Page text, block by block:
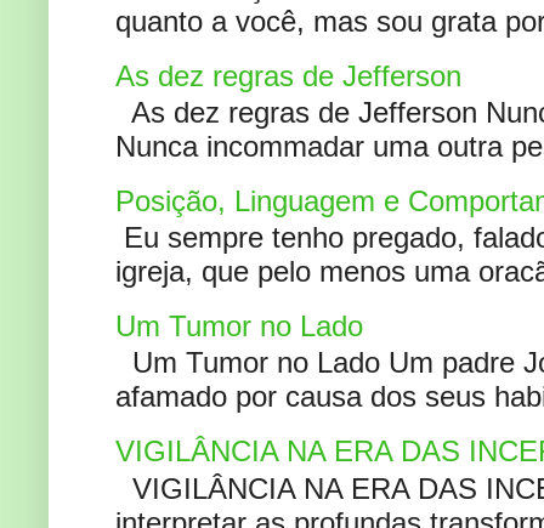
quanto a você, mas sou grata
As dez regras de Jefferson
As dez regras de Jefferson
Nunca incommadar uma outra
Posição, Linguagem e
Eu sempre tenho pregado,
igreja, que pelo menos uma
Um Tumor no Lado
Um Tumor no Lado Um padre
afamado por causa dos seus
VIGILÂNCIA NA ERA DAS
VIGILÂNCIA NA ERA DAS